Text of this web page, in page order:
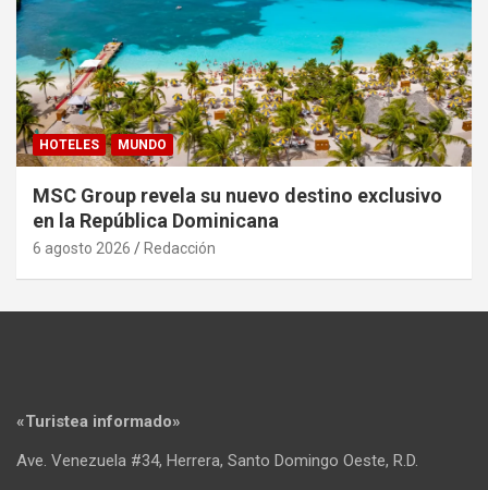
HOTELES MUNDO
MSC Group revela su nuevo destino exclusivo
en la República Dominicana
6 agosto 2026 Redacción
«Turistea informado»
Ave. Venezuela #34, Herrera, Santo Domingo Oeste, R.D.